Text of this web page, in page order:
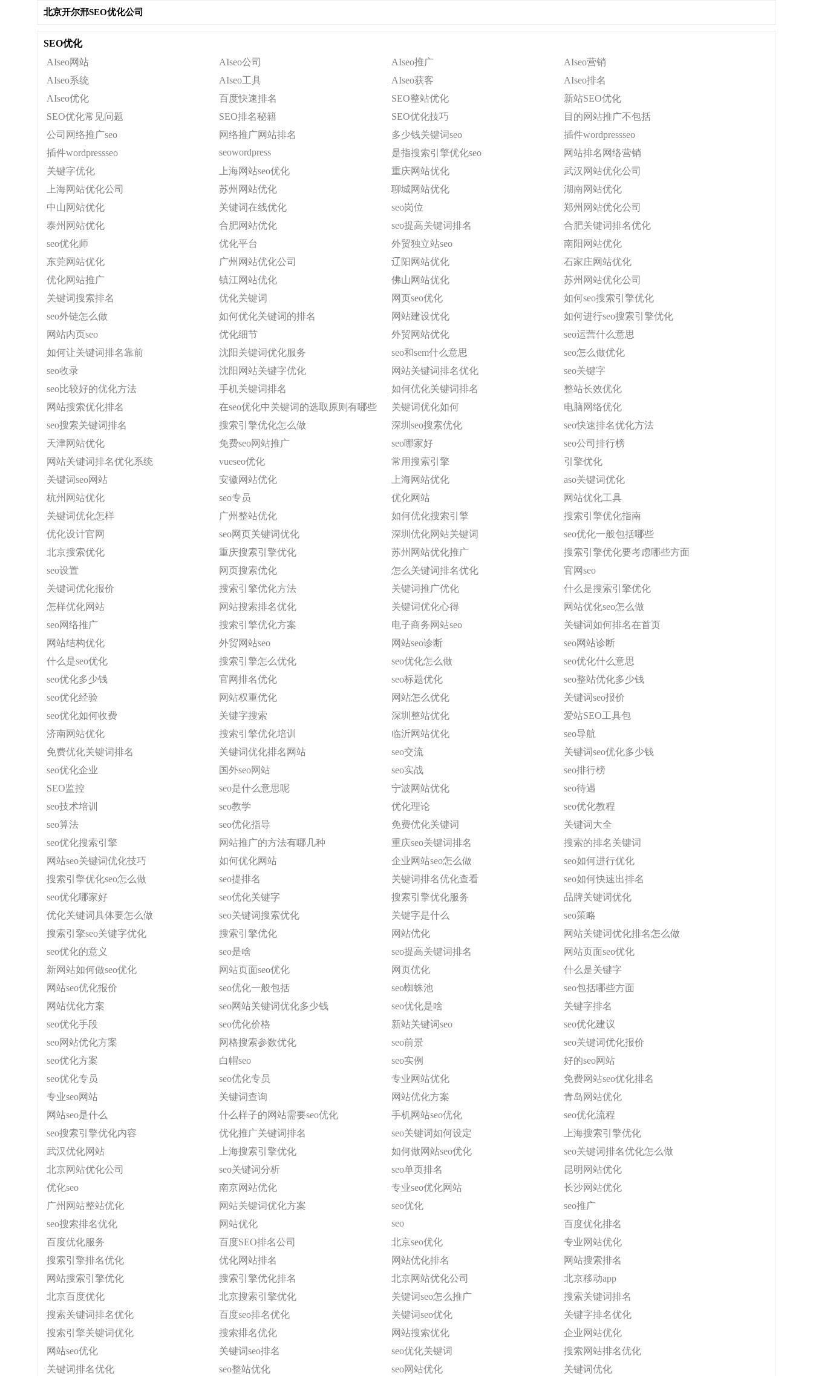
北京开尔邢SEO优化公司
SEO优化
AIseo网站
AIseo公司 AIseo推广
AIseo营销
AIseo系统
AIseo工具 AIseo获客
AIseo排名
AIseo优化
百度快速排名 SEO整站优化
新站SEO优化
SEO优化常见问题
SEO排名秘籍 SEO优化技巧
目的网站推广不包括
公司网络推广seo
网络推广网站排名 多少钱关键词seo
插件wordpressseo
插件wordpressseo
seowordpress 是指搜索引擎优化seo
网站排名网络营销
关键字优化
上海网站seo优化 重庆网站优化
武汉网站优化公司
上海网站优化公司
苏州网站优化 聊城网站优化
湖南网站优化
中山网站优化
关键词在线优化 seo岗位
郑州网站优化公司
泰州网站优化
合肥网站优化 seo提高关键词排名
合肥关键词排名优化
seo优化师
优化平台 外贸独立站seo
南阳网站优化
东莞网站优化
广州网站优化公司 辽阳网站优化
石家庄网站优化
优化网站推广
镇江网站优化 佛山网站优化
苏州网站优化公司
关键词搜索排名
优化关键词 网页seo优化
如何seo搜索引擎优化
seo外链怎么做
如何优化关键词的排名 网站建设优化
如何进行seo搜索引擎优化
网站内页seo
优化细节 外贸网站优化
seo运营什么意思
如何让关键词排名靠前
沈阳关键词优化服务 seo和sem什么意思
seo怎么做优化
seo收录
沈阳网站关键字优化 网站关键词排名优化
seo关键字
seo比较好的优化方法
手机关键词排名 如何优化关键词排名
整站长效优化
网站搜索优化排名
在seo优化中关键词的选取原则有哪些 关键词优化如何
电脑网络优化
seo搜索关键词排名
搜索引擎优化怎么做 深圳seo搜索优化
seo快速排名优化方法
天津网站优化
免费seo网站推广 seo哪家好
seo公司排行榜
网站关键词排名优化系统
vueseo优化 常用搜索引擎
引擎优化
关键词seo网站
安徽网站优化 上海网站优化
aso关键词优化
杭州网站优化
seo专员 优化网站
网站优化工具
关键词优化怎样
广州整站优化 如何优化搜索引擎
搜索引擎优化指南
优化设计官网
seo网页关键词优化 深圳优化网站关键词
seo优化一般包括哪些
北京搜索优化
重庆搜索引擎优化 苏州网站优化推广
搜索引擎优化要考虑哪些方面
seo设置
网页搜索优化 怎么关键词排名优化
官网seo
关键词优化报价
搜索引擎优化方法 关键词推广优化
什么是搜索引擎优化
怎样优化网站
网站搜索排名优化 关键词优化心得
网站优化seo怎么做
seo网络推广
搜索引擎优化方案 电子商务网站seo
关键词如何排名在首页
网站结构优化
外贸网站seo 网站seo诊断
seo网站诊断
什么是seo优化
搜索引擎怎么优化 seo优化怎么做
seo优化什么意思
seo优化多少钱
官网排名优化 seo标题优化
seo整站优化多少钱
seo优化经验
网站权重优化 网站怎么优化
关键词seo报价
seo优化如何收费
关键字搜索 深圳整站优化
爱站SEO工具包
济南网站优化
搜索引擎优化培训 临沂网站优化
seo导航
免费优化关键词排名
关键词优化排名网站 seo交流
关键词seo优化多少钱
seo优化企业
国外seo网站 seo实战
seo排行榜
SEO监控
seo是什么意思呢 宁波网站优化
seo待遇
seo技术培训
seo教学 优化理论
seo优化教程
seo算法
seo优化指导 免费优化关键词
关键词大全
seo优化搜索引擎
网站推广的方法有哪几种 重庆seo关键词排名
搜索的排名关键词
网站seo关键词优化技巧
如何优化网站 企业网站seo怎么做
seo如何进行优化
搜索引擎优化seo怎么做
seo提排名 关键词排名优化查看
seo如何快速出排名
seo优化哪家好
seo优化关键字 搜索引擎优化服务
品牌关键词优化
优化关键词具体要怎么做
seo关键词搜索优化 关键字是什么
seo策略
搜索引擎seo关键字优化
搜索引擎优化 网站优化
网站关键词优化排名怎么做
seo优化的意义
seo是啥 seo提高关键词排名
网站页面seo优化
新网站如何做seo优化
网站页面seo优化 网页优化
什么是关键字
网站seo优化报价
seo优化一般包括 seo蜘蛛池
seo包括哪些方面
网站优化方案
seo网站关键词优化多少钱 seo优化是啥
关键字排名
seo优化手段
seo优化价格 新站关键词seo
seo优化建议
seo网站优化方案
网格搜索参数优化 seo前景
seo关键词优化报价
seo优化方案
白帽seo seo实例
好的seo网站
seo优化专员
seo优化专员 专业网站优化
免费网站seo优化排名
专业seo网站
关键词查询 网站优化方案
青岛网站优化
网站seo是什么
什么样子的网站需要seo优化 手机网站seo优化
seo优化流程
seo搜索引擎优化内容
优化推广关键词排名 seo关键词如何设定
上海搜索引擎优化
武汉优化网站
上海搜索引擎优化 如何做网站seo优化
seo关键词排名优化怎么做
北京网站优化公司
seo关键词分析 seo单页排名
昆明网站优化
优化seo
南京网站优化 专业seo优化网站
长沙网站优化
广州网站整站优化
网站关键词优化方案 seo优化
seo推广
seo搜索排名优化
网站优化 seo
百度优化排名
百度优化服务
百度SEO排名公司 北京seo优化
专业网站优化
搜索引擎排名优化
优化网站排名 网站优化排名
网站搜索排名
网站搜索引擎优化
搜索引擎优化排名 北京网站优化公司
北京移动app
北京百度优化
北京搜索引擎优化 关键词seo怎么推广
搜索关键词排名
搜索关键词排名优化
百度seo排名优化 关键词seo优化
关键字排名优化
搜索引擎关键词优化
搜索排名优化 网站搜索优化
企业网站优化
网站seo优化
关键词seo排名 seo优化关键词
搜索网站排名优化
关键词排名优化
seo整站优化 seo网站优化
关键词优化